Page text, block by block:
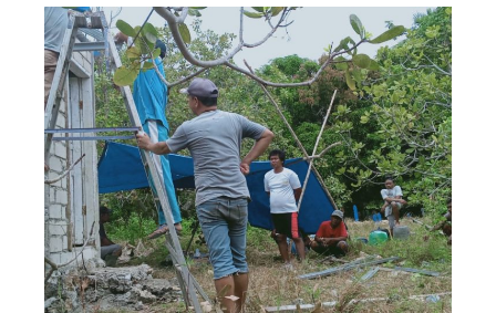
Copyright
2026
Waspada
Pos